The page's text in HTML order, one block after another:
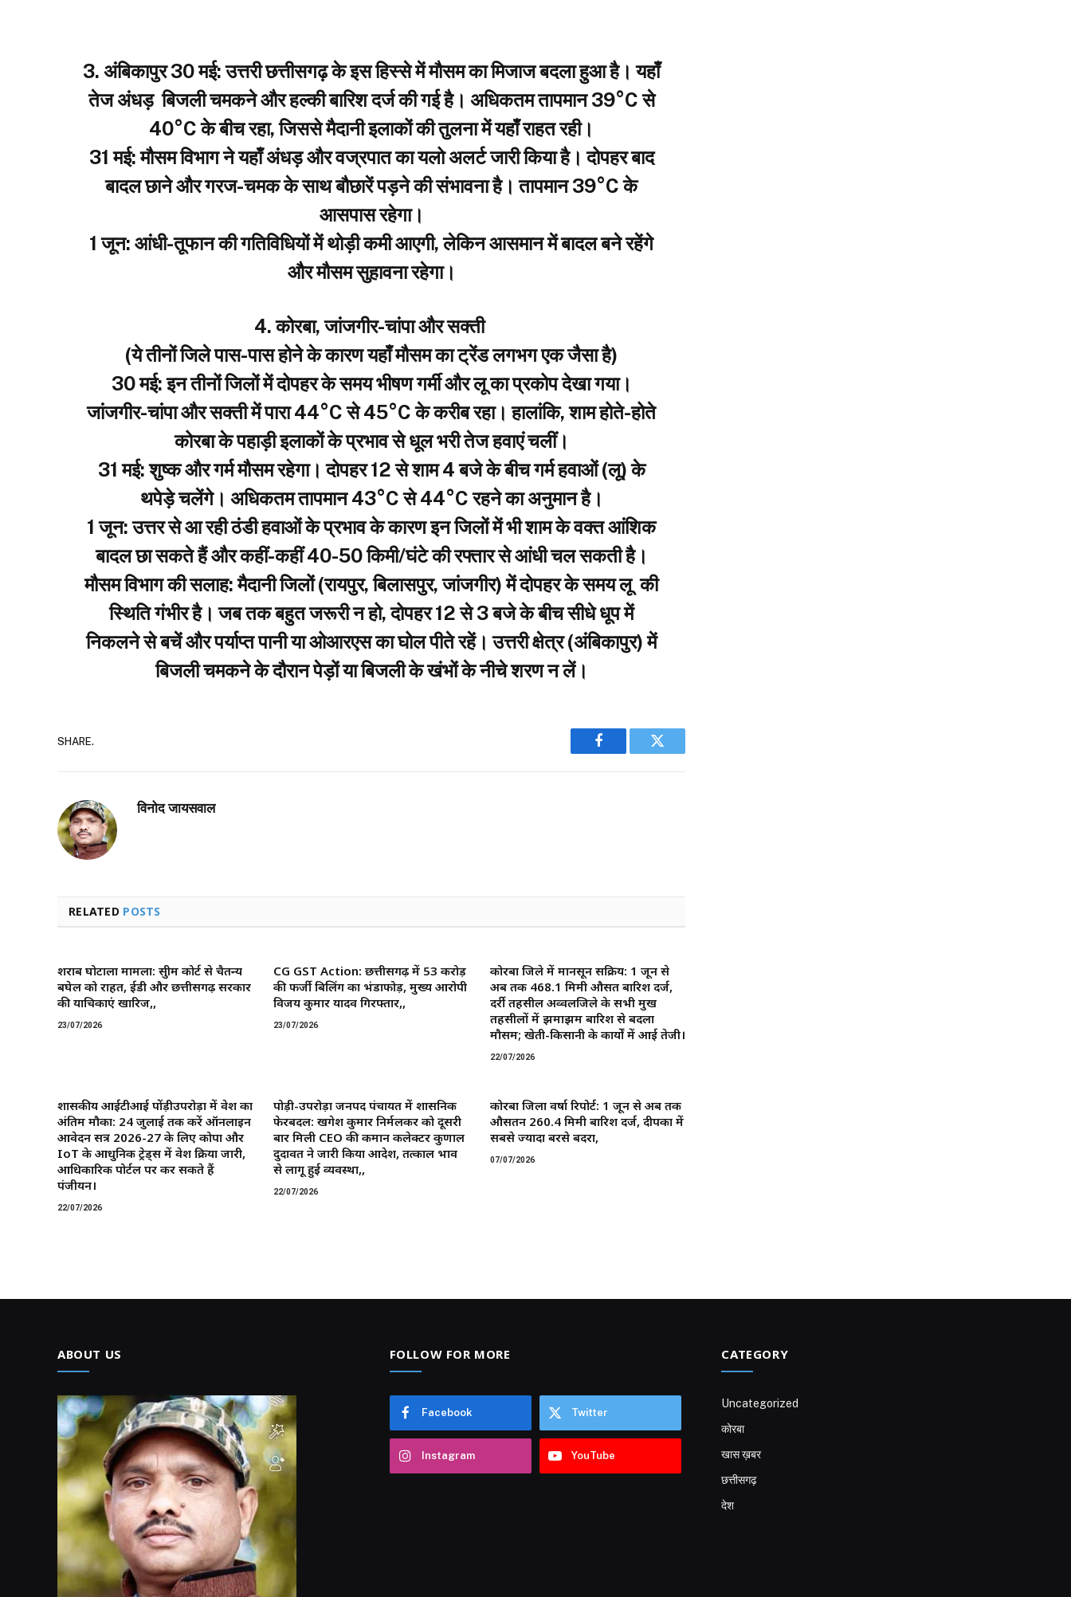
3. अंबिकापुर30 मई: उत्तरी छत्तीसगढ़ के इस हिस्से में मौसम का मिजाज बदला हुआ है। यहाँ
तेज अंधड़ बिजली चमकने और हल्की बारिश दर्ज की गई है। अधिकतम तापमान 39°C से
40°C के बीच रहा, जिससे मैदानी इलाकों की तुलना में यहाँ राहत रही।
​31 मई: मौसम विभाग ने यहाँ अंधड़ और वज्रपात का यलो अलर्ट जारी किया है। दोपहर बाद
बादल छाने और गरज-चमक के साथ बौछारें पड़ने की संभावना है। तापमान 39°C के
आसपास रहेगा।
​1 जून: आंधी-तूफान की गतिविधियों में थोड़ी कमी आएगी, लेकिन आसमान में बादल बने रहेंगे
और मौसम सुहावना रहेगा।
​4. कोरबा, जांजगीर-चांपा और सक्ती
​(ये तीनों जिले पास-पास होने के कारण यहाँ मौसम का ट्रेंड लगभग एक जैसा है)
​30 मई: इन तीनों जिलों में दोपहर के समय भीषण गर्मी और लू का प्रकोप देखा गया।
जांजगीर-चांपा और सक्ती में पारा 44°C से 45°C के करीब रहा। हालांकि, शाम होते-होते
कोरबा के पहाड़ी इलाकों के प्रभाव से धूल भरी तेज हवाएं चलीं।
​31 मई: शुष्क और गर्म मौसम रहेगा। दोपहर 12 से शाम 4 बजे के बीच गर्म हवाओं (लू) के
थपेड़े चलेंगे। अधिकतम तापमान 43°C से 44°C रहने का अनुमान है।
​1 जून: उत्तर से आ रही ठंडी हवाओं के प्रभाव के कारण इन जिलों में भी शाम के वक्त आंशिक
बादल छा सकते हैं और कहीं-कहीं 40-50 किमी/घंटे की रफ्तार से आंधी चल सकती है।
​मौसम विभाग की सलाह: मैदानी जिलों (रायपुर, बिलासपुर, जांजगीर) में दोपहर के समय लू की
स्थिति गंभीर है। जब तक बहुत जरूरी न हो, दोपहर 12 से 3 बजे के बीच सीधे धूप में
निकलने से बचें और पर्याप्त पानी या ओआरएस का घोल पीते रहें। उत्तरी क्षेत्र (अंबिकापुर) में
बिजली चमकने के दौरान पेड़ों या बिजली के खंभों के नीचे शरण न लें।
SHARE.
Facebook Twitter
विनोद जायसवाल
RELATED POSTS
शराब घोटाला मामला: सुप्रीम कोर्ट से चैतन्य
बघेल को राहत, ईडी और छत्तीसगढ़ सरकार
की याचिकाएं खारिज,,
23/07/2026
CG GST Action: छत्तीसगढ़ में 53 करोड़
की फर्जी बिलिंग का भंडाफोड़, मुख्य आरोपी
विजय कुमार यादव गिरफ्तार,,
23/07/2026
कोरबा जिले में मानसून सक्रिय: 1 जून से
अब तक 468.1 मिमी औसत बारिश दर्ज,
दर्री तहसील अव्वलजिले के सभी प्रमुख
तहसीलों में झमाझम बारिश से बदला
मौसम; खेती-किसानी के कार्यों में आई तेजी।
22/07/2026
शासकीय आईटीआई पोंड़ीउपरोड़ा में प्रवेश का
अंतिम मौका: 24 जुलाई तक करें ऑनलाइन
आवेदन सत्र 2026-27 के लिए कोपा और
IoT के आधुनिक ट्रेड्स में प्रवेश प्रक्रिया जारी,
आधिकारिक पोर्टल पर कर सकते हैं
पंजीयन।
22/07/2026
पोड़ी-उपरोड़ा जनपद पंचायत में प्रशासनिक
फेरबदल: खगेश कुमार निर्मलकर को दूसरी
बार मिली CEO की कमान ​कलेक्टर कुणाल
दुदावत ने जारी किया आदेश, तत्काल प्रभाव
से लागू हुई व्यवस्था,,
22/07/2026
कोरबा जिला वर्षा रिपोर्ट: 1 जून से अब तक
औसतन 260.4 मिमी बारिश दर्ज, दीपका में
सबसे ज्यादा बरसे बदरा,
07/07/2026
ABOUT US FOLLOW FOR MORE
Facebook Twitter
Instagram YouTube
CATEGORY
Uncategorized
कोरबा
खास ख़बर
छत्तीसगढ़
देश